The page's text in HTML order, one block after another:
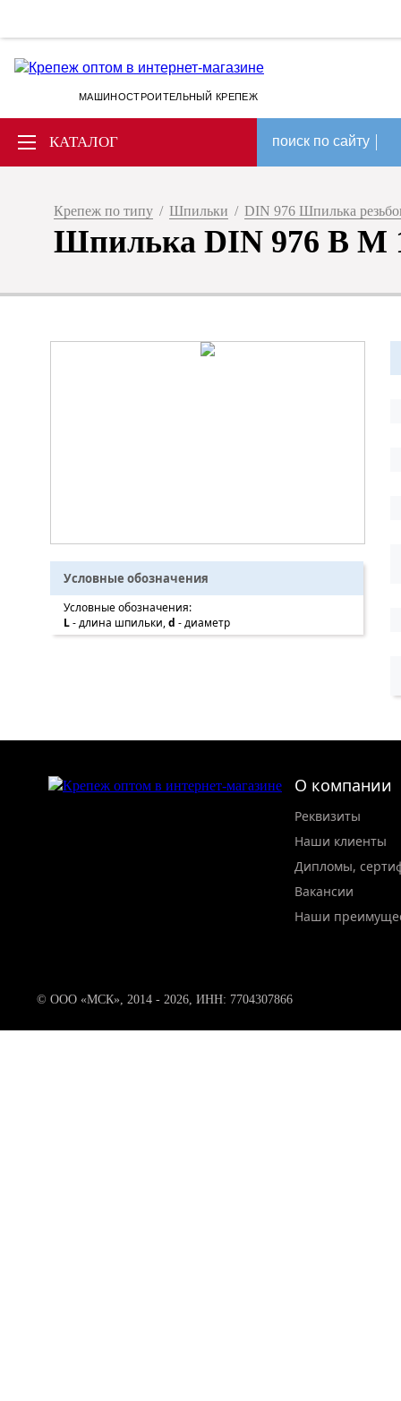
МАШИНОСТРОИТЕЛЬНЫЙ КРЕПЕЖ
КАТАЛОГ поиск по сайту
Крепеж по типу / Шпильки / DIN 976 Шпилька
Шпилька DIN 976 B M
Условные обозначения
Условные обозначения:
L- длина шпильки,d - диаметр
О компании
Реквизиты
Наши клиенты
Дипломы,
Вакансии
Наши
© ООО «МСК», 2014 - 2026, ИНН: 7704307866